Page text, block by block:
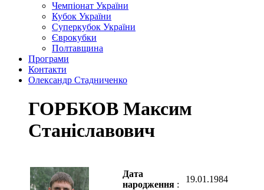
Чемпіонат України
Кубок України
Суперкубок України
Єврокубки
Полтавщина
Програми
Контакти
Олександр Стадниченко
ГОРБКОВ Максим
Станіславович
Дата
народження :
19.01.1984